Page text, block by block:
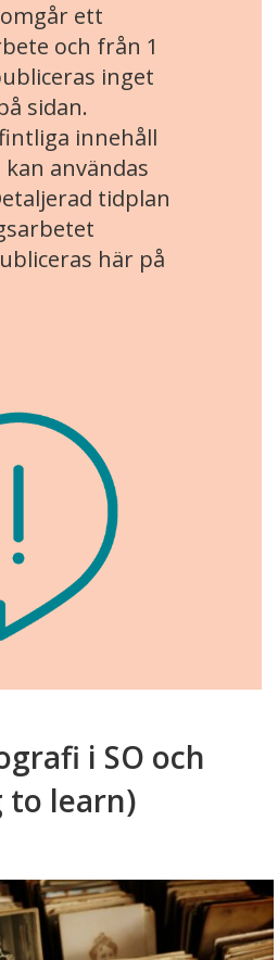
ett
och från 1
inget
sidan.
innehåll
användas
tidplan
här på
i SO och
to learn)